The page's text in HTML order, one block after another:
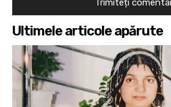
Ultimele articole apărute